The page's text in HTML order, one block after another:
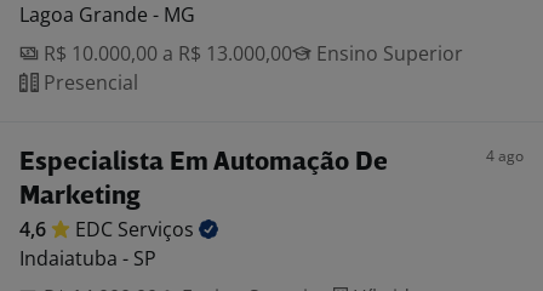
Lagoa Grande - MG
R$ 10.000,00 a R$ 13.000,00
Ensino Superior
Presencial
Especialista Em Automação De
Marketing
4 ago
4,6 EDC Serviços
Indaiatuba - SP